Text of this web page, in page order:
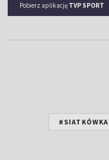
Pobierz aplikację TVP SPORT
#SIATKÓWKA